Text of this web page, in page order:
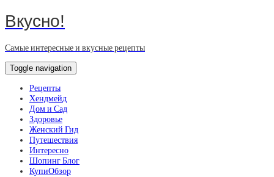
Вкусно!
Самые интересные и вкусные рецепты
Toggle navigation
Рецепты
Хендмейд
Дом и Сад
Здоровье
Женский Гид
Путешествия
Интересно
Шопинг Блог
КупиОбзор